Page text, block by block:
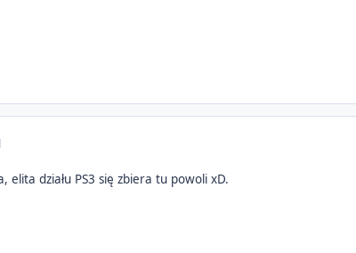
elita działu PS3 się zbiera tu powoli xD.